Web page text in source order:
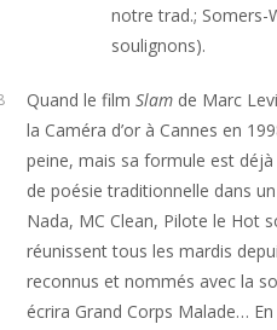
notre trad.; Somers-
soulignons).
Quand le filmSlam de Marc
la Caméra d’or à Cannes en
peine, mais sa formule est
de poésie traditionnelle dans
Nada, MC Clean, Pilote le Hot
réunissent tous les mardis
reconnus et nommés avec la
écrira Grand Corps Malade…